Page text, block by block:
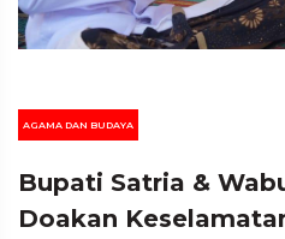
AGAMA DAN BUDAYA
Bupati Satria &
Doakan